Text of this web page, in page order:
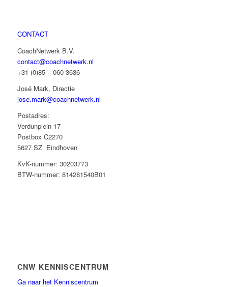
CONTACT
CoachNetwerk B.V.
contact@coachnetwerk.nl
+31 (0)85 – 060 3636
José Mark, Directie
jose.mark@coachnetwerk.nl
Postadres:
Verdunplein 17
Postbox C2270
5627 SZ Eindhoven
KvK-nummer: 30203773
BTW-nummer: 814281540B01
CNW KENNISCENTRUM
Ga naar het Kenniscentrum